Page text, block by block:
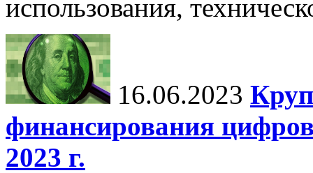
использования,
16.06.2023
финансирования
2023 г.